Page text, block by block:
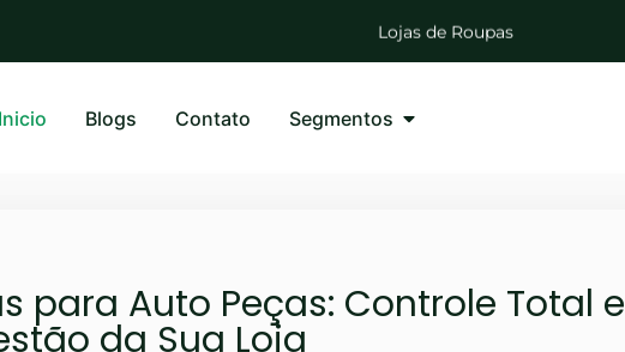
Lojas de Roupas
Lojas Auto Peças
Inicio Blogs Contato Segmentos
para Auto Peças: Controle Total e
da Sua Loja